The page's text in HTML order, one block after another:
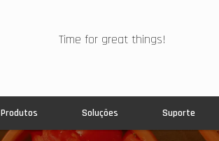
Time for great things!
Produtos Soluções Suporte